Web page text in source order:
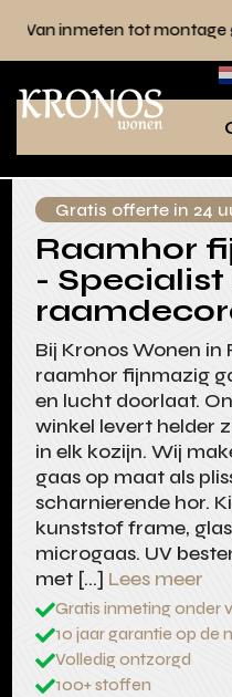
montage geregeld
Gratis offerte in 24
Raamhor
- Specialist
Bij Kronos Wonen in
raamhor fijnmazig
en lucht doorlaat.
winkel levert helder
in elk kozijn. Wij
gaas op maat als
scharnierende hor.
kunststof frame,
microgaas. UV
met […] Lees meer
Gratis inmeting onder
10 jaar garantie op de
Volledig ontzorgd
100+ stoffen